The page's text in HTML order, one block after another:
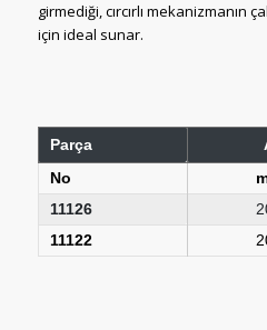
girmediği, cırcırlı mekanizmanın
için ideal sunar.
Parça
No
11126
11122